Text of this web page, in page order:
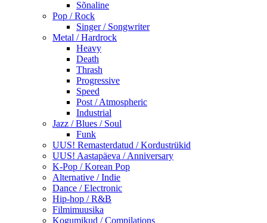
Sõnaline
Pop / Rock
Singer / Songwriter
Metal / Hardrock
Heavy
Death
Thrash
Progressive
Speed
Post / Atmospheric
Industrial
Jazz / Blues / Soul
Funk
UUS! Remasterdatud / Kordustrükid
UUS! Aastapäeva / Anniversary
K-Pop / Korean Pop
Alternative / Indie
Dance / Electronic
Hip-hop / R&B
Filmimuusika
Kogumikud / Compilations